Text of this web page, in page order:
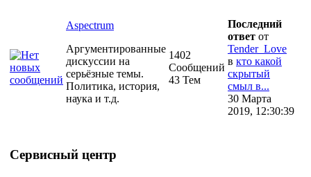
Aspectrum
Аргументированные
дискуссии на
серьёзные темы.
Политика, история,
наука и т.д.
1402
Сообщений
43 Тем
Последний
ответ от
Tender_Love
в кто какой
скрытый
смыл в...
30 Марта
2019, 12:30:39
Сервисный центр